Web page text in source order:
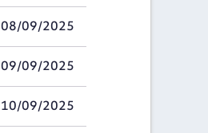
08/09/2025
09/09/2025
10/09/2025